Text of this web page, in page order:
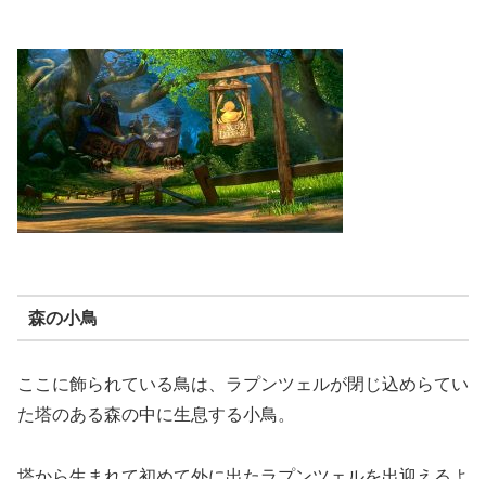
森の小鳥
ここに飾られている鳥は、ラプンツェルが閉じ込めらてい
た塔のある森の中に生息する小鳥。